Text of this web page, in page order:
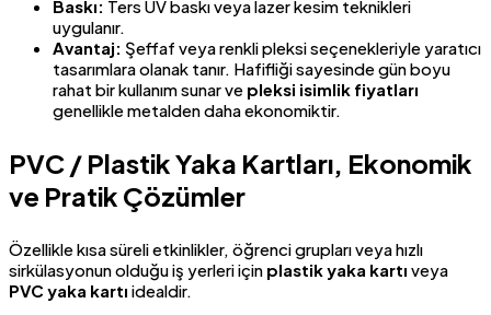
Baskı: Ters UV baskı veya lazer kesim teknikleri
uygulanır.
Avantaj: Şeffaf veya renkli pleksi seçenekleriyle yaratıcı
tasarımlara olanak tanır. Hafifliği sayesinde gün boyu
rahat bir kullanım sunar ve pleksi isimlik fiyatları
genellikle metalden daha ekonomiktir.
PVC / Plastik Yaka Kartları, Ekonomik
ve Pratik Çözümler
Özellikle kısa süreli etkinlikler, öğrenci grupları veya hızlı
sirkülasyonun olduğu iş yerleri için plastik yaka kartı veya
PVC yaka kartı idealdir.